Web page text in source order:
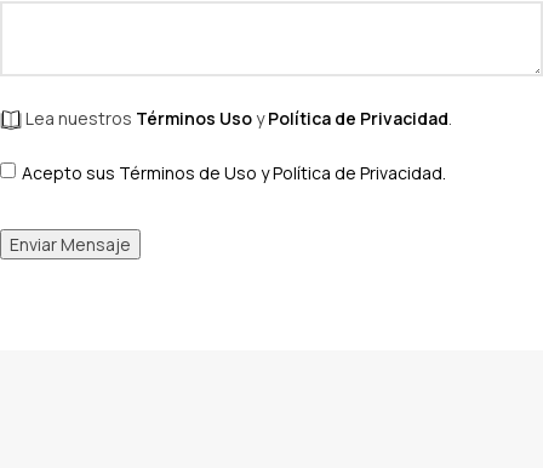
Lea nuestros Términos Uso yPolítica de Privacidad
Términos de Uso y Privacidad*
(necesario)
Acepto sus Términos de Uso y Política de Privacidad.
Enviar Mensaje